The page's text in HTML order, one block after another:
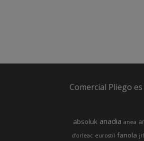
Comercial Pliego
absoluk anadia anea
d’orleac eurostil fanola jrl